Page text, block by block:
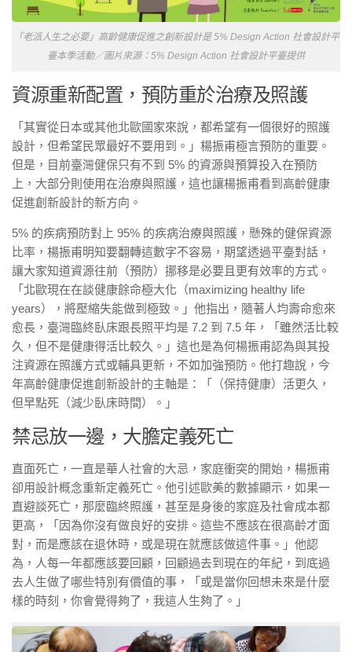
「老派人生之必要」高齡健康促進之創新設計是 5% Design Action 社會設計平
臺本季活動／圖片來源：5% Design Action 社會設計平臺提供
資源重新配置，預防重於治療及照護
「其實從日本或其他北歐國家來說，都希望有一個很好的照護
設計，但希望民眾最好不要用到。」楊振甫極言預防的重要。
但是，目前臺灣健保只有不到 5% 的資源與預算投入在預防
上，大部分則使用在治療與照護，這也讓楊振甫看到高齡健康
促進創新設計的新方向。
5% 的疾病預防對上 95% 的疾病治療與照護，懸殊的健保資源
比率，楊振甫明知要翻轉這數字不容易，期望透過平臺對話，
讓大家知道資源往前（預防）挪移是必要且更有效率的方式。
「北歐現在在談健康餘命極大化（maximizing healthy life
years），將壓縮失能做到極致。」他指出，隨著人均壽命愈來
愈長，臺灣臨終臥床跟長照平均是 7.2 到 7.5 年，「雖然活比較
久，但不是健康得活比較久。」這也是為何楊振甫認為與其投
注資源在照護方式或輔具更新，不如加強預防。他打趣說，今
年高齡健康促進創新設計的主軸是：「（保持健康）活更久，
但早點死（減少臥床時間）。」
禁忌放一邊，大膽定義死亡
直面死亡，一直是華人社會的大忌，家庭衝突的開始，楊振甫
卻用設計概念重新定義死亡。他引述歐美的數據顯示，如果一
直避談死亡，那麼臨終照護，甚至是身後的家庭及社會成本都
更高，「因為你沒有做良好的安排。這些不應該在很高齡才面
對，而是應該在退休時，或是現在就應該做這件事。」他認
為，人每一年都應該要回顧，回顧過去到現在的年紀，到底過
去人生做了哪些特別有價值的事，「或是當你回想未來是什麼
樣的時刻，你會覺得夠了，我這人生夠了。」